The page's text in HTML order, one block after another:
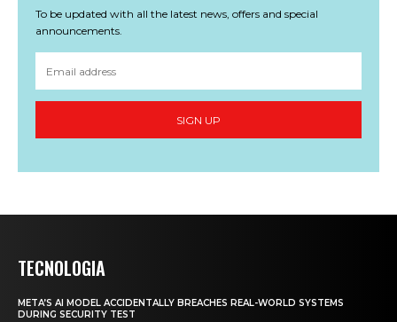
To be updated with all the latest news, offers and special
announcements.
SIGN UP
TECNOLOGIA
META’S AI MODEL ACCIDENTALLY BREACHES REAL-WORLD SYSTEMS
DURING SECURITY TEST